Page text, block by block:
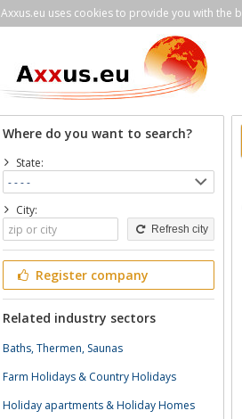
Axxus.eu uses cookies to provide you with the
Where do you want to search?
State:
City:
Refresh city
Register company
Related industry sectors
Baths, Thermen, Saunas
Farm Holidays & Country Holidays
Holiday apartments & Holiday Homes